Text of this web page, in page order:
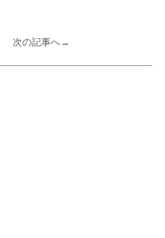
次の記事へ→